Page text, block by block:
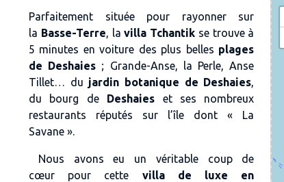
Parfaitement située pour rayonner sur
la Basse-Terre , lavilla Tchantik se trouve à
5 minutes en voiture des plus belles plages
de Deshaies ; Grande-Anse,
la Perle, Anse
Tillet… du jardin botanique de Deshaies
du bourg de Deshaies et ses nombreux
restaurants réputés sur l’île dont « La
Savane ».
Nous avons eu un véritable coup de
cœur pour cette villa de luxe en